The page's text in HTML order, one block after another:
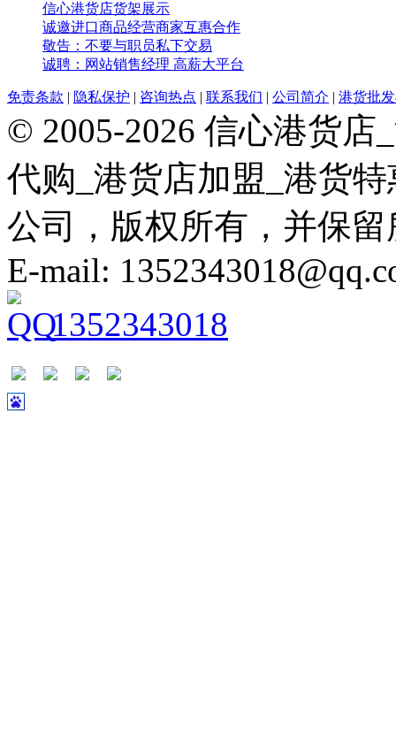
信心港货店货架展示
诚邀进口商品经营商家互惠合作
敬告：不要与职员私下交易
诚聘：网站销售经理 高薪大平台
免责条款 | 隐私保护 | 咨询热点 | 联系我们 | 公司简介 | 港货批
© 2005-2026 信心港货店
代购_港货店加盟_港货
公司，版权所有，并保
E-mail:
1352343018